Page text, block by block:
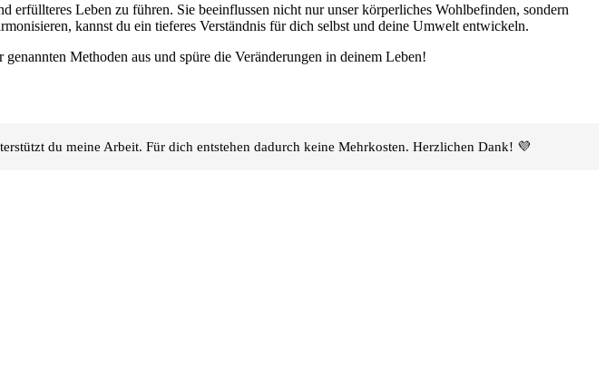
erfüllteres Leben zu führen. Sie beeinflussen nicht nur unser körperliches Wohlbefinden, sondern
kannst du ein tieferes Verständnis für dich selbst und deine Umwelt entwickeln.
Methoden aus und spüre die Veränderungen in deinem Leben!
du meine Arbeit. Für dich entstehen dadurch keine Mehrkosten. Herzlichen Dank! 💜